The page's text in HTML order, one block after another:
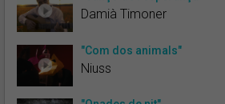
Damià Timoner
"Com dos animals"
Niuss